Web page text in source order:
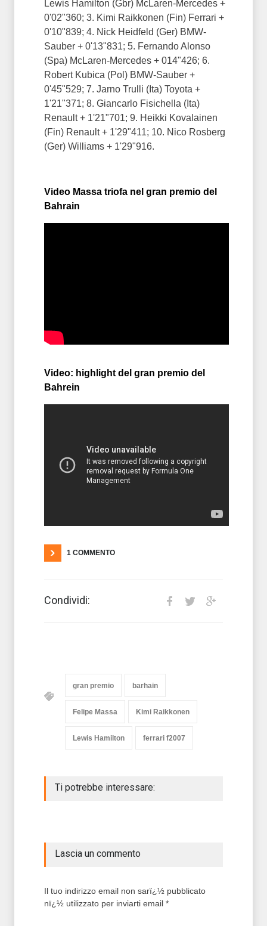
Lewis Hamilton (Gbr) McLaren-Mercedes +
0'02"360; 3. Kimi Raikkonen (Fin) Ferrari +
0'10"839; 4. Nick Heidfeld (Ger) BMW-
Sauber + 0'13"831; 5. Fernando Alonso
(Spa) McLaren-Mercedes + 014"426; 6.
Robert Kubica (Pol) BMW-Sauber +
0'45"529; 7. Jarno Trulli (Ita) Toyota +
1'21"371; 8. Giancarlo Fisichella (Ita)
Renault + 1'21"701; 9. Heikki Kovalainen
(Fin) Renault + 1'29"411; 10. Nico Rosberg
(Ger) Williams + 1'29"916.
Video Massa triofa nel gran premio del
Bahrain
Video: highlight del gran premio del
Bahrein
1 COMMENTO
Condividi:
gran premio barhain
Felipe Massa Kimi Raikkonen
Lewis Hamilton ferrari f2007
Ti potrebbe interessare:
Lascia un commento
Il tuo indirizzo email non sarï¿½ pubblicato
nï¿½ utilizzato per inviarti email *